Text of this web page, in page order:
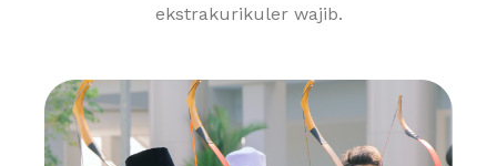
ekstrakurikuler wajib.